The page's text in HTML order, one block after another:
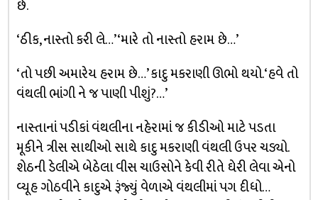
છે.
‘ઠીક, નાસ્તો કરી લે…’‘મારે તો નાસ્તો હરામ છે…’
‘તો પછી અમારેય હરામ છે…’ કાદુ મકરાણી ઊભો થયો. ‘હવે તો
વંથલી ભાંગી ને જ પાણી પીશું?…’
નાસ્તાનાં પડીકાં વંથલીના નહેરામાં જ કીડીઓ માટે પડતા
મૂકીને ત્રીસ સાથીઓ સાથે કાદુ મકરાણી વંથલી ઉપર ચડ્યો.
શેઠની ડેલીએ બેઠેલા વીસ ચાઉસોને કેવી રીતે ઘેરી લેવા એનો
વ્યૂહ ગોઠવીને કાદુએ રૂંજ્યું વેળાએ વંથલીમાં પગ દીધો…